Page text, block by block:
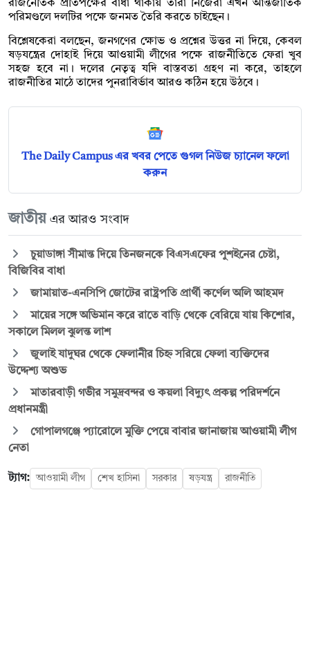
রাজনৈতিক প্রতিপক্ষের বাধা থাকায় তারা নিজেরা এখন আন্তর্জাতিক
পরিমণ্ডলে দলটির পক্ষে জনমত তৈরি করতে চাইছেন।
বিশ্লেষকেরা বলছেন, জনগণের ক্ষোভ ও প্রশ্নের উত্তর না দিয়ে, কেবল
ষড়যন্ত্রের দোহাই দিয়ে আওয়ামী লীগের পক্ষে রাজনীতিতে ফেরা খুব
সহজ হবে না। দলের নেতৃত্ব যদি বাস্তবতা গ্রহণ না করে, তাহলে
রাজনীতির মাঠে তাদের পুনরাবির্ভাব আরও কঠিন হয়ে উঠবে।
The Daily Campus এর খবর পেতে গুগল নিউজ চ্যানেল ফলো
করুন
জাতীয় এর আরও সংবাদ
চুয়াডাঙ্গা সীমান্ত দিয়ে তিনজনকে বিএসএফের পুশইনের চেষ্টা,
বিজিবির বাধা
জামায়াত-এনসিপি জোটের রাষ্ট্রপতি প্রার্থী কর্ণেল অলি আহমদ
মায়ের সঙ্গে অভিমান করে রাতে বাড়ি থেকে বেরিয়ে যায় কিশোর,
সকালে মিলল ঝুলন্ত লাশ
জুলাই যাদুঘর থেকে ফেলানীর চিহ্ন সরিয়ে ফেলা ব্যক্তিদের
উদ্দেশ্য অশুভ
মাতারবাড়ী গভীর সমুদ্রবন্দর ও কয়লা বিদ্যুৎ প্রকল্প পরিদর্শনে
প্রধানমন্ত্রী
গোপালগঞ্জে প্যারোলে মুক্তি পেয়ে বাবার জানাজায় আওয়ামী লীগ
নেতা
ট্যাগ: আওয়ামী লীগ শেখ হাসিনা সরকার ষড়যন্ত্র রাজনীতি